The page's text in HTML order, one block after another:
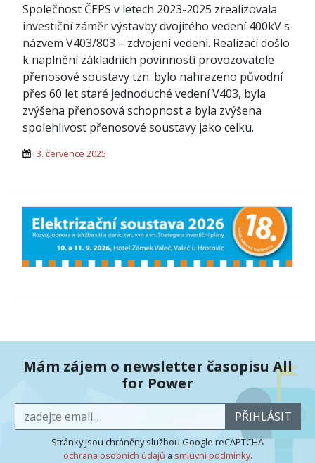
Společnost ČEPS v letech 2023-2025 zrealizovala
investiční záměr výstavby dvojitého vedení 400kV s
názvem V403/803 – zdvojení vedení. Realizací došlo
k naplnění základních povinností provozovatele
přenosové soustavy tzn. bylo nahrazeno původní
přes 60 let staré jednoduché vedení V403, byla
zvýšena přenosová schopnost a byla zvýšena
spolehlivost přenosové soustavy jako celku.
3. července 2025
Mám zájem o newsletter časopisu All
for Power
PŘIHLÁSIT
Stránky jsou chráněny službou Google reCAPTCHA
ochrana osobních údajů a smluvní podmínky.